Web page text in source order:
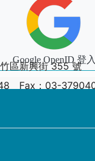
Google OpenID 登入
區新興街 355 號
Fax：03-